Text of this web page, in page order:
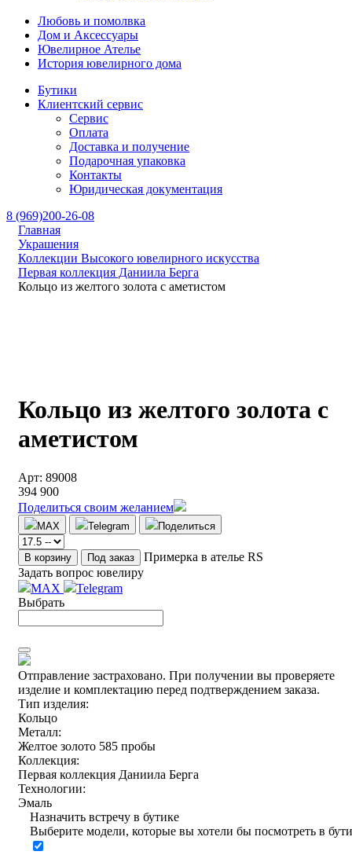
Любовь и помолвка
Дом и Аксессуары
Ювелирное Ателье
История ювелирного дома
Бутики
Клиентский сервис
Сервис
Оплата
Доставка и получение
Подарочная упаковка
Контакты
Юридическая документация
8 (969)200-26-08
Главная
Украшения
Коллекции Высокого ювелирного искусства
Первая коллекция Даниила Берга
Кольцо из желтого золота с аметистом
Кольцо из желтого золота с
аметистом
Арт: 89008
394 900
Поделиться своим желанием
MAX Telegram Поделиться
В корзину Под заказ
Примерка в ателье RS
Задать вопрос ювелиру
MAX
Telegram
Выбрать
Отправление застраховано. При получении вы проверяете
изделие и комплектацию перед подтверждением заказа.
Тип изделия:
Кольцо
Металл:
Желтое золото 585 пробы
Коллекция:
Первая коллекция Даниила Берга
Технологии:
Эмаль
Назначить встречу в бутике
Выберите модели, которые вы хотели бы посмотреть в